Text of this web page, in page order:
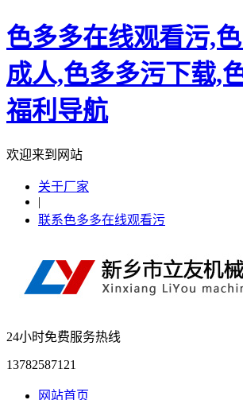
色多多在线观看污,
成人,色多多污下载,
福利导航
欢迎来到网站
关于厂家
|
联系色多多在线观看污
24小时免费服务热线
13782587121
网站首页